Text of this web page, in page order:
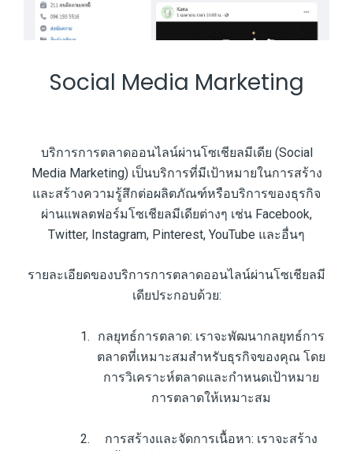
Social Media Marketing
บริการการตลาดออนไลน์ผ่านโซเชียลมีเดีย (Social
Media Marketing) เป็นบริการที่มีเป้าหมายในการสร้าง
และสร้างความรู้สึกต่อผลิตภัณฑ์หรือบริการของธุรกิจ
ผ่านแพลตฟอร์มโซเชียลมีเดียต่างๆ เช่น Facebook,
Twitter, Instagram, Pinterest, YouTube และอื่นๆ
รายละเอียดของบริการการตลาดออนไลน์ผ่านโซเชียลมี
เดียประกอบด้วย:
กลยุทธ์การตลาด: เราจะพัฒนากลยุทธ์การ
ตลาดที่เหมาะสมสำหรับธุรกิจของคุณ โดย
การวิเคราะห์ตลาดและกำหนดเป้าหมาย
การตลาดให้เหมาะสม
การสร้างและจัดการเนื้อหา: เราจะสร้าง